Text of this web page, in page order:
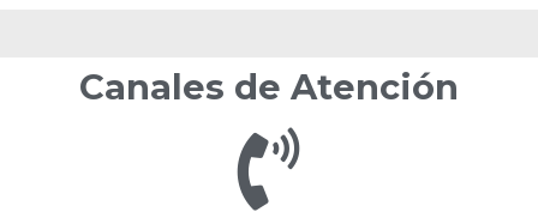
Canales de Atención